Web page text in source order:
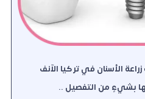
الأسنان في تركيا الآنف
بشيءٍ من التفصيل ..